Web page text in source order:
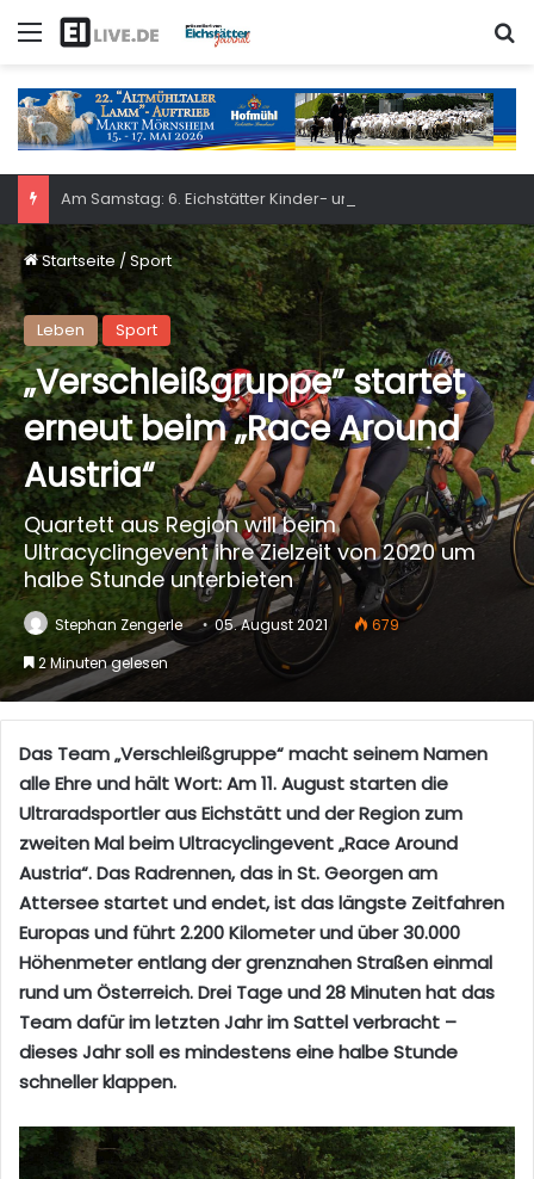
Menü
Startseite /Sport
Leben Sport
„Verschleißgruppe” startet
erneut beim „Race Around
Austria“
Quartett aus Region will beim
Ultracyclingevent ihre Zielzeit von 2020 um
halbe Stunde unterbieten
Stephan Zengerle 05. August 2021
679
2 Minuten gelesen
Das Team „Verschleißgruppe“ macht seinem Namen
alle Ehre und hält Wort: Am 11. August starten die
Ultraradsportler aus Eichstätt und der Region zum
zweiten Mal beimUltracyclingevent „Race Around
Austria“. Das Radrennen, das in St. Georgen am
Attersee startet und endet, ist das längste Zeitfahren
Europas und führt 2.200 Kilometer und über 30.000
Höhenmeter entlang der grenznahen Straßen einmal
rund um Österreich. Drei Tage und 28 Minuten hat das
Team dafür im letzten Jahr im Sattel verbracht –
dieses Jahr soll es mindestens eine halbe Stunde
schneller klappen.